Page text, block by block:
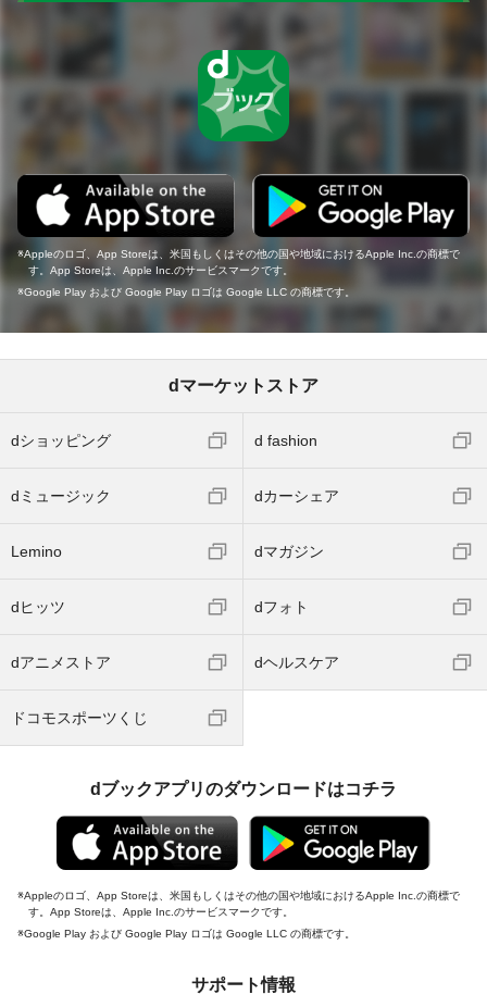
Appleのロゴ、App Storeは、米国もしくはその他の国や地域におけるApple Inc.の商標で
す。App Storeは、Apple Inc.のサービスマークです。
Google Play および Google Play ロゴは Google LLC の商標です。
dマーケットストア
dショッピング d fashion
dミュージック dカーシェア
Lemino dマガジン
dヒッツ dフォト
dアニメストア dヘルスケア
ドコモスポーツくじ
dブックアプリのダウンロードはコチラ
Appleのロゴ、App Storeは、米国もしくはその他の国や地域におけるApple Inc.の商標で
す。App Storeは、Apple Inc.のサービスマークです。
Google Play および Google Play ロゴは Google LLC の商標です。
サポート情報